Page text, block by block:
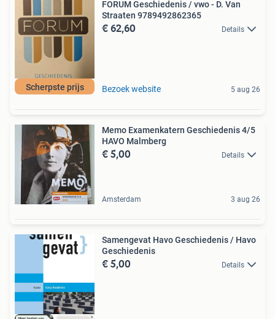
Scherpste prijs
FORUM Geschiedenis / vwo - D. Van
Straaten 9789492862365
€ 62,60 Details
Bezoek website 5 aug 26
Memo Examenkatern Geschiedenis 4/5
HAVO Malmberg
€ 5,00 Details
Amsterdam 3 aug 26
Samengevat Havo Geschiedenis / Havo
Geschiedenis
€ 5,00 Details